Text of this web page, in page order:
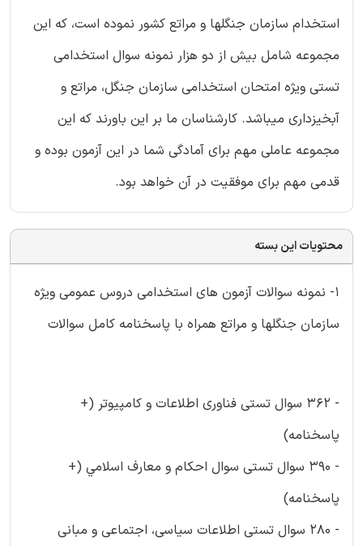
استخدام سازمان جنگلها و مراتع کشور نموده است، که این
مجموعه شامل بیش از دو هزار نمونه سوال استخدامی
تستی ویژه امتحان استخدامی سازمان جنگل، مراتع و
آبخیزداری میباشد. کارشناسان ما بر این باورند که این
مجموعه عاملی مهم برای آمادگی شما در این آزمون بوده و
قدمی مهم برای موفقیت در آن خواهد بود.
محتویات این بسته
1- نمونه سوالات آزمون های استخدامی دروس عمومی ویژه
سازمان جنگلها و مراتع همراه با پاسخنامه کامل سوالات
- 362 سوال تستی فناوری اطلاعات و کامپیوتر (+
پاسخنامه)
- 390 سوال تستی سوال احکام و معارف اسلامي (+
پاسخنامه)
- 280 سوال تستی اطلاعات سیاسی، اجتماعی و مبانی